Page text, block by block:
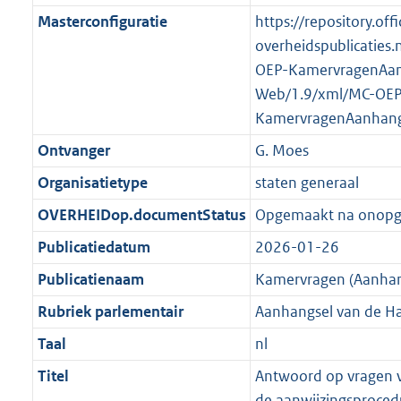
t
a
K 2
Masterconfiguratie
https://
OEP-
Web/1.9/xml/MC-
Ontvanger
G. Moes
Organisatietype
staten generaal
OVERHEIDop.documentStatus Opgemaakt na
Publicatiedatum
2026-01-26
Publicatienaam
Kamervragen
Rubriek parlementair
Aanhangsel van de
Taal
nl
Titel
Antwoord op vragen